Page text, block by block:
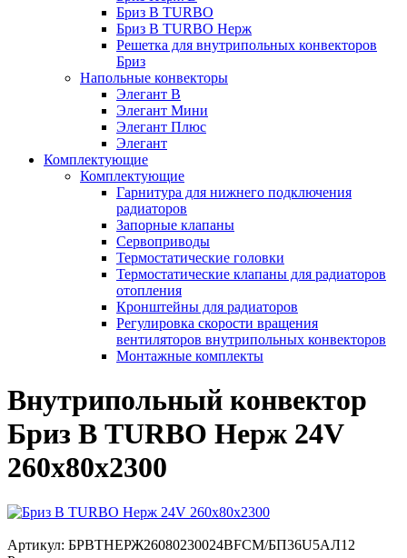
Бриз В TURBO
Бриз В TURBO Нерж
Решетка для внутрипольных конвекторов
Бриз
Напольные конвекторы
Элегант В
Элегант Мини
Элегант Плюс
Элегант
Комплектующие
Комплектующие
Гарнитура для нижнего подключения
радиаторов
Запорные клапаны
Сервоприводы
Термостатические головки
Термостатические клапаны для радиаторов
отопления
Кронштейны для радиаторов
Регулировка скорости вращения
вентиляторов внутрипольных конвекторов
Монтажные комплекты
Внутрипольный конвектор
Бриз В TURBO Нерж 24V
260х80х2300
Артикул: БРВТНЕРЖ26080230024ВFCM/БП36U5АЛ12